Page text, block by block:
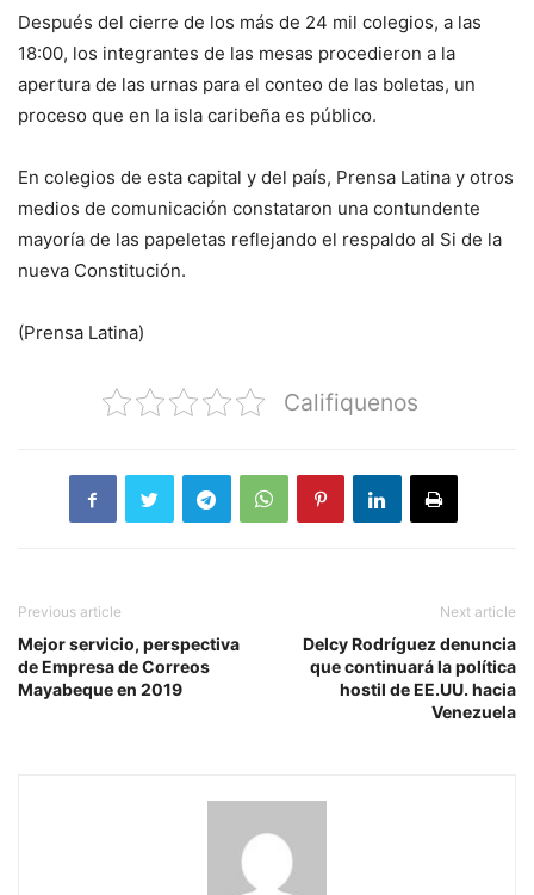
Después del cierre de los más de 24 mil colegios, a las
18:00, los integrantes de las mesas procedieron a la
apertura de las urnas para el conteo de las boletas, un
proceso que en la isla caribeña es público.
En colegios de esta capital y del país, Prensa Latina y otros
medios de comunicación constataron una contundente
mayoría de las papeletas reflejando el respaldo al Si de la
nueva Constitución.
(Prensa Latina)
Califiquenos
Previous article
Mejor servicio, perspectiva
de Empresa de Correos
Mayabeque en 2019
Next article
Delcy Rodríguez denuncia
que continuará la política
hostil de EE.UU. hacia
Venezuela